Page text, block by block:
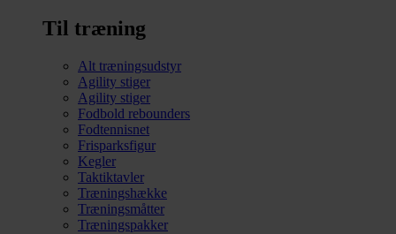
Til træning
Alt træningsudstyr
Agility stiger
Agility stiger
Fodbold rebounders
Fodtennisnet
Frisparksfigur
Kegler
Taktiktavler
Træningshække
Træningsmåtter
Træningspakker